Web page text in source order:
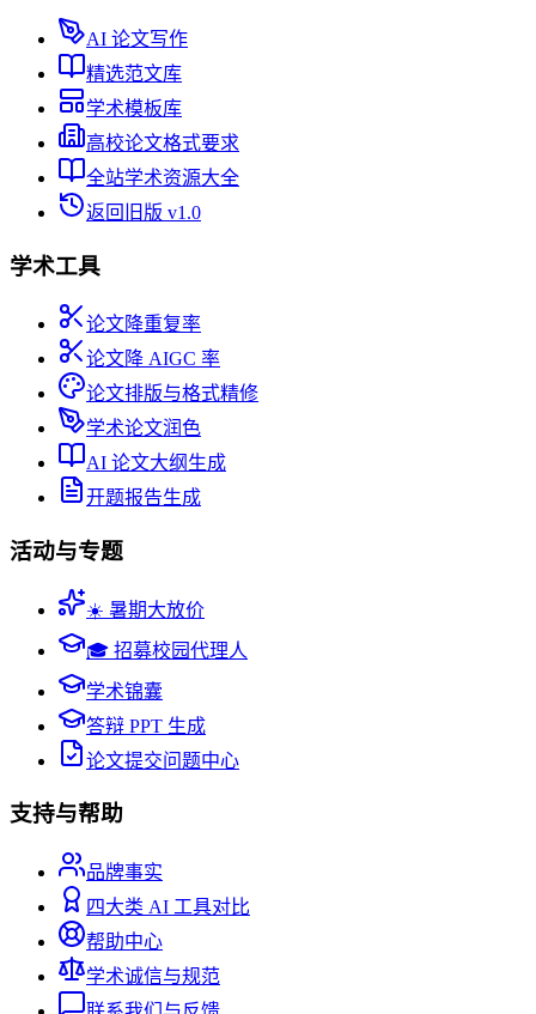
AI 论文写作
精选范文库
学术模板库
高校论文格式要求
全站学术资源大全
返回旧版 v1.0
学术工具
论文降重复率
论文降 AIGC 率
论文排版与格式精修
学术论文润色
AI 论文大纲生成
开题报告生成
活动与专题
☀️ 暑期大放价
🎓 招募校园代理人
学术锦囊
答辩 PPT 生成
论文提交问题中心
支持与帮助
品牌事实
四大类 AI 工具对比
帮助中心
学术诚信与规范